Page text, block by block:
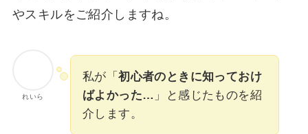
やスキルをご紹介しますね。
れいら
私が「初心者のときに知っておけ
ばよかった… 」と感じたものを紹
介します。